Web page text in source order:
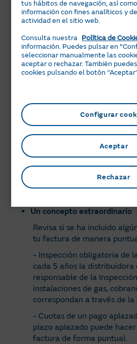
facturación y que éste está
debajo del nombre del
Facturación separada de
Recuerda que desde hace
es separada para el gas y la
factura de la luz cada mes,
plana en gas).
Facturación de servicios de
mensuales y todas estas
contratada con nosotros.
el gas con nosotros, se
Un concepto extraordinario
Revisa si se ha incluido
tu factura de manera
- Inspección obligatoria de
cada 5 años la distribuidora
responsable de la
instalaciones de gas,
correspondan a través de
- Cuotas de un pago
plazo aplazado puede
factura de forma puntual.
tus hábitos de navegación, así
información con fines analíticos y
actividad en el sitio web.
Consulta nuestra Política de
información. Puedes pulsar en
seleccionar manualmente las
aceptar o rechazar. También
cookies pulsando el botón
Configurar
Rechazar
Aceptar